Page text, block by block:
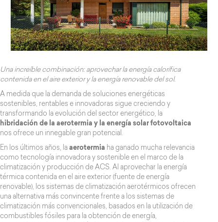
Una increíble combinación: aprovechar la energía calorífica
contenida en el aire exterior y la energía renovable del sol.
A medida que la demanda de soluciones energéticas
sostenibles, rentables e innovadoras sigue creciendo y
transformando la evolución del sector energético, la
hibridación de la aerotermia y la energía solar fotovoltaica
nos ofrece un innegable gran potencial.
En los últimos años, la aerotermia ha ganado mucha relevancia
como tecnología innovadora y sostenible en el marco de la
climatización y producción de ACS. Al aprovechar la energía
térmica contenida en el aire exterior (fuente de energía
renovable), los sistemas de climatización aerotérmicos ofrecen
una alternativa más convincente frente a los sistemas de
climatización más convencionales, basados en la utilización de
combustibles fósiles para la obtención de energía,